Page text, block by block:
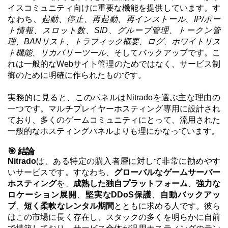
イスコミュニティ向けに重要な機能を提供しています。す
なわち、
起動、停止、再起動、再インストール、IP/ポー
ト情報、スロット数、SID、グループ管理、トークン管
理、BANリスト、トラフィック概要、ログ、ホワイトリス
ト機能、リカバリーツール、そしてバックアップです。こ
れは一般的なWebサイト管理のためではなく、サービス制
御のために明確に作られたものです。
実務的に見ると、このパネルはNitradoを選ぶ主な理由の
一つです。マルチプレイヤーホスティング専用に設計され
ており、多くのゲームコミュニティにとって、流用された
一般的なホスティングパネルよりも理にかなっています。
🎯 結論
Nitradoは、ある特定の購入者層に対して非常に勧めやす
いサービスです。すなわち、 グローバルなゲームサーバー
ホスティングを、 成熟した独自プラットフォーム
強力な
ロケーション展開
堅実なDDoS保護
自動バックアッ
プ、短く柔軟なレンタル期間 とともに求める人です。彼ら
はこの市場に長く存在し、スタックの多くを明らかに自前